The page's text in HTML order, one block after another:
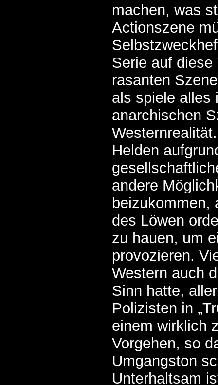
machen, was
Actionszene
Serie auf diese
rasanten
als spiele alles
anarchischen
Helden
andere
beizukommen,
des Löwen
zu hauen, um
provozieren.
Western auch
Sinn hatte,
Polizisten in
einem wirklich
Vorgehen, so
Umgangston
Unterhaltsam